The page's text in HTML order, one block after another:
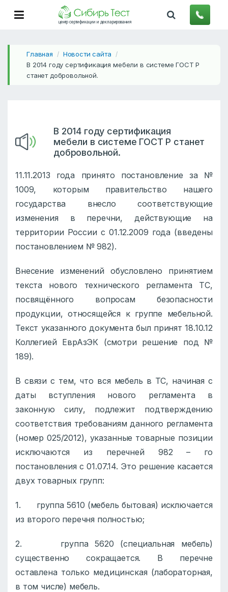
центр сертификации и декларирования
Главная / Новости сайта /
В 2014 году сертификация мебели в системе ГОСТ Р
станет добровольной.
В 2014 году сертификация
мебели в системе ГОСТ Р станет
добровольной.
11.11.2013 года принято постановление за №
1009, которым правительство нашего
государства внесло соответствующие
изменения в перечни, действующие на
территории России с 01.12.2009 года (введены
постановлением № 982).
Внесение изменений обусловлено принятием
текста нового технического регламента ТС,
посвящённого вопросам безопасности
продукции, относящейся к группе мебельной.
Текст указанного документа был принят 18.10.12
Коллегией ЕврАзЭК (смотри решение под №
189).
В связи с тем, что вся мебель в ТС, начиная с
даты вступления нового регламента в
законную силу, подлежит подтверждению
соответствия требованиям данного регламента
(номер 025/2012), указанные товарные позиции
исключаются из перечней 982 – го
постановления с 01.07.14. Это решение касается
двух товарных групп:
1. группа 5610 (мебель бытовая) исключается
из второго перечня полностью;
2. группа 5620 (специальная мебель)
существенно сокращается. В перечне
оставлена только медицинская (лабораторная,
в том числе) мебель.